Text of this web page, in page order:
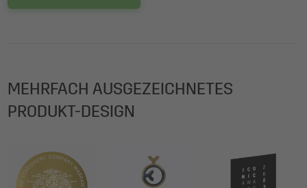
MEHRFACH AUSGEZEICHNETES
PRODUKT-DESIGN